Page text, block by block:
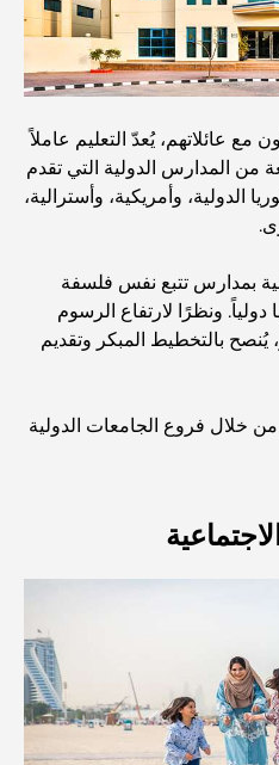
مفهوم الخياطة الفاخرة
على الإطلاق
للآباء
دبي: دليل شامل لعشاق القهوة
تصنيعها على الإطلاق
دليل شامل للانتقال
دبي: ملاذ فاخر
بالأداء
مع عائلاتهم، يُعدّ التعليم عاملاً
من المدارس الدولية التي تقدم
الدولية، وأمريكية، وأسترالية،
بمدارس تتبع نفس فلسفة
ونظرًا لارتفاع الرسوم
يُنصح بالتخطيط المبكر وتقديم
خلال فروع الجامعات الدولية